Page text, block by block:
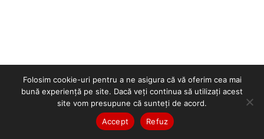
Folosim cookie-uri pentru a ne asigura că vă oferim cea mai
bună experiență pe site. Dacă veți continua să utilizați acest
site vom presupune că sunteți de acord.
Accept
Refuz